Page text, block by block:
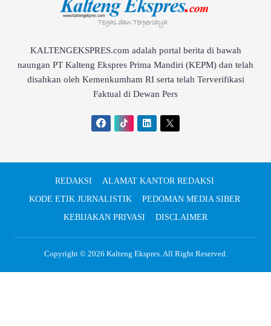
KALTENGEKSPRES.com adalah portal berita di bawah
naungan PT Kalteng Ekspres Prima Mandiri (KEPM) dan telah
disahkan oleh Kemenkumham RI serta telah Terverifikasi
Faktual di Dewan Pers
REDAKSI
ALAMAT KANTOR REDAKSI
KODE ETIK JURNALISTIK
PEDOMAN MEDIA SIBER
KEBIJAKAN PRIVASI
DISCLAIMER
Copyright © 2026 Kalteng Ekspres. All Right Reserved.